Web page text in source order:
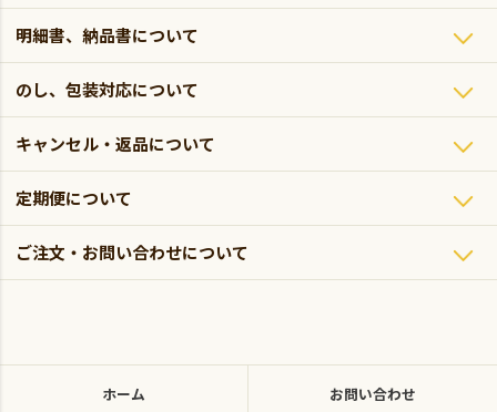
明細書、納品書について
のし、包装対応について
キャンセル・返品について
定期便について
ご注文・お問い合わせについて
ホーム お問い合わせ